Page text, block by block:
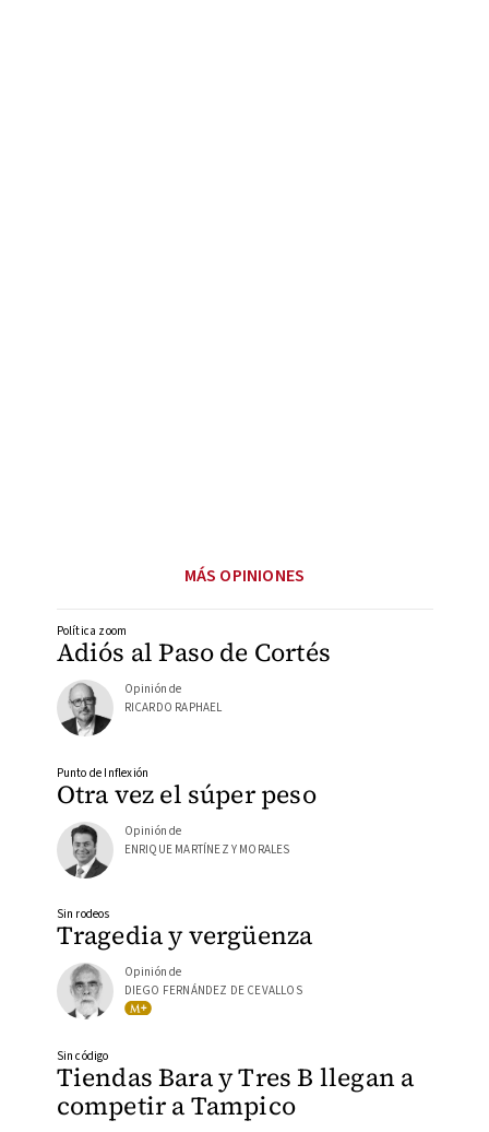
MÁS OPINIONES
Adiós al Paso de Cortés
Política zoom
Opinión de
RICARDO RAPHAEL
Otra vez el súper peso
Punto de Inflexión
Opinión de
ENRIQUE MARTÍNEZ Y MORALES
Tragedia y vergüenza
Sin rodeos
Opinión de
DIEGO FERNÁNDEZ DE CEVALLOS
Tiendas Bara y Tres B llegan a
competir a Tampico
Sin código